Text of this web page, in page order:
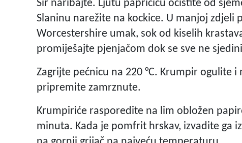
Sir naribajte. Ljutu papričicu očistite od
Slaninu narežite na kockice. U manjoj zdjeli
Worcestershire umak, sok od kiselih
promiješajte pjenjačom dok se sve ne
Zagrijte pećnicu na 220 °C. Krumpir ogulite
pripremite zamrznute.
Krumpiriće rasporedite na lim obložen
minuta. Kada je pomfrit hrskav, izvadite ga